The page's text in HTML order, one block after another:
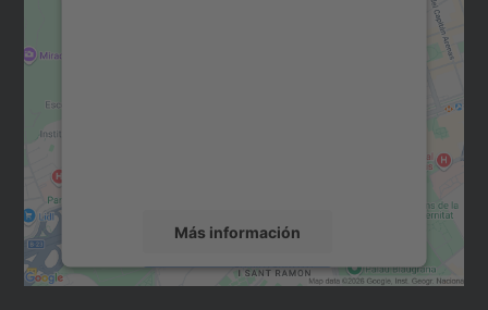
Más información
Aceptar